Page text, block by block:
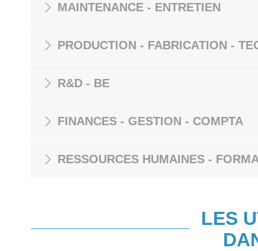
MAINTENANCE - ENTRETIEN
PRODUCTION - FABRICATION -
R&D - BE
FINANCES - GESTION - COMPTA
RESSOURCES HUMAINES -
LES